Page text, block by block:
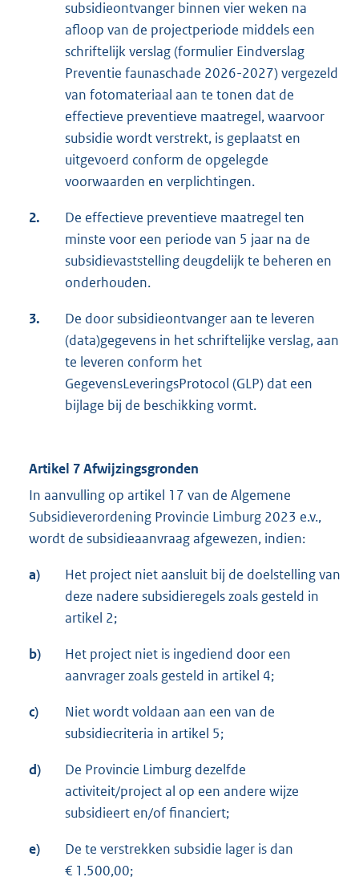
subsidieontvanger binnen vier weken na
afloop van de projectperiode middels een
schriftelijk verslag (formulier Eindverslag
Preventie faunaschade 2026-2027) vergezeld
van fotomateriaal aan te tonen dat de
effectieve preventieve maatregel, waarvoor
subsidie wordt verstrekt, is geplaatst en
uitgevoerd conform de opgelegde
voorwaarden en verplichtingen.
2.
De effectieve preventieve maatregel ten
minste voor een periode van 5 jaar na de
subsidievaststelling deugdelijk te beheren en
onderhouden.
3.
De door subsidieontvanger aan te leveren
(data)gegevens in het schriftelijke verslag, aan
te leveren conform het
GegevensLeveringsProtocol (GLP) dat een
bijlage bij de beschikking vormt.
Artikel 7 Afwijzingsgronden
In aanvulling op artikel 17 van de Algemene
Subsidieverordening Provincie Limburg 2023 e.v.,
wordt de subsidieaanvraag afgewezen, indien:
a)
Het project niet aansluit bij de doelstelling van
deze nadere subsidieregels zoals gesteld in
artikel 2;
b)
Het project niet is ingediend door een
aanvrager zoals gesteld in artikel 4;
c)
Niet wordt voldaan aan een van de
subsidiecriteria in artikel 5;
d)
De Provincie Limburg dezelfde
activiteit/project al op een andere wijze
subsidieert en/of financiert;
e)
De te verstrekken subsidie lager is dan
€ 1.500,00;